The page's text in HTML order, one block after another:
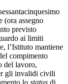
(ora assegno
previsto
ai limiti
l’Istituto mantiene
compimento
del lavoro,
gli invalidi civili
lo status di